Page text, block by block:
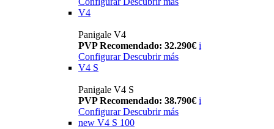
V4
Panigale V4
PVP Recomendado: 32.290€ i
Configurar Descubrir más
V4 S
Panigale V4 S
PVP Recomendado: 38.790€ i
Configurar Descubrir más
new V4 S 100